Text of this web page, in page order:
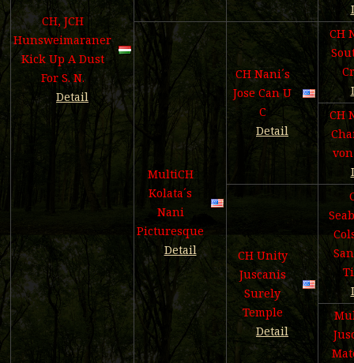
CH, JCH
Hunsweimaraner
Kick Up A Dust
For S. N.
Detail
MultiCH
Kolata´s
Nani
Picturesque
Detail
CH Nani´s
Jose Can U
C
Detail
CH
CH
CH Unity
Juscanis
Surely
Temple
Detail